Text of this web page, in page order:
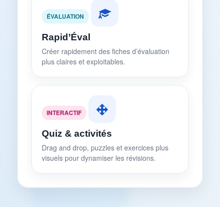
ÉVALUATION
Rapid’Éval
Créer rapidement des fiches d’évaluation
plus claires et exploitables.
INTERACTIF
Quiz & activités
Drag and drop, puzzles et exercices plus
visuels pour dynamiser les révisions.